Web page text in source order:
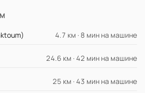
4.7 км · 8 мин на машине
24.6 км · 42 мин на машине
25 км · 43 мин на машине